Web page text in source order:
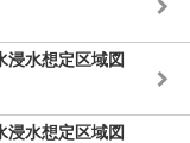
浸水想定区域図
浸水想定区域図